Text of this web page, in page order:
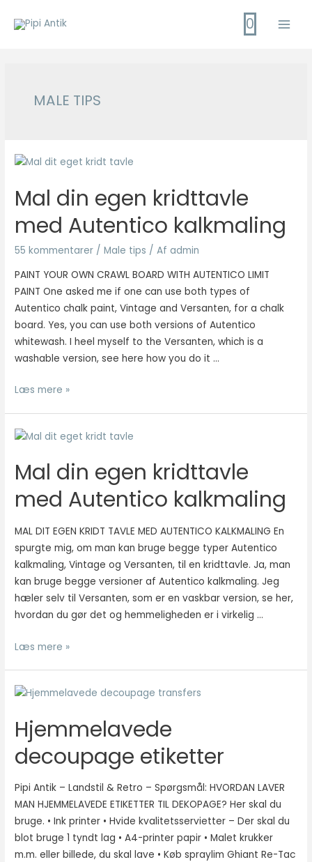
0
MALE TIPS
Mal din egen kridttavle
med Autentico kalkmaling
55 kommentarer /Male tips / Af admin
PAINT YOUR OWN CRAWL BOARD WITH AUTENTICO LIMIT
PAINT One asked me if one can use both types of
Autentico chalk paint, Vintage and Versanten, for a chalk
board. Yes, you can use both versions of Autentico
whitewash. I heel myself to the Versanten, which is a
washable version, see here how you do it …
Mal
kridttavle
Autentico
kalkmaling
Læs mere »
Mal din egen kridttavle
med Autentico kalkmaling
MAL DIT EGEN KRIDT TAVLE MED AUTENTICO KALKMALING En
spurgte mig, om man kan bruge begge typer Autentico
kalkmaling, Vintage og Versanten, til en kridttavle. Ja, man
kan bruge begge versioner af Autentico kalkmaling. Jeg
hæler selv til Versanten, som er en vaskbar version, se her,
hvordan du gør det og hemmeligheden er i virkelig …
Mal
kridttavle
Autentico
kalkmaling
Læs mere »
Hjemmelavede
decoupage etiketter
Pipi Antik – Landstil & Retro – Spørgsmål: HVORDAN LAVER
MAN HJEMMELAVEDE ETIKETTER TIL DEKOPAGE? Her skal du
bruge. • Ink printer • Hvide kvalitetsservietter – Der skal du
blot bruge 1 tyndt lag • A4-printer papir • Malet krukker
m.m. eller billede, du skal lave • Køb spraylim Ghiant Re-Tac
Nødvendig
Nødvendige
med at gøre en
brugbar ved at
aktivere
grundlæggende
såsom side-
adgang til sikre
hjemmesiden.
Hjemmesiden
kan ikke fungere
ordentligt uden
disse cookies.
Statistisk
hjælper
webstedsejere
med at forstå,
besøgende
interagerer
med
ved at
indsamle og
oplysninger
anonymt.